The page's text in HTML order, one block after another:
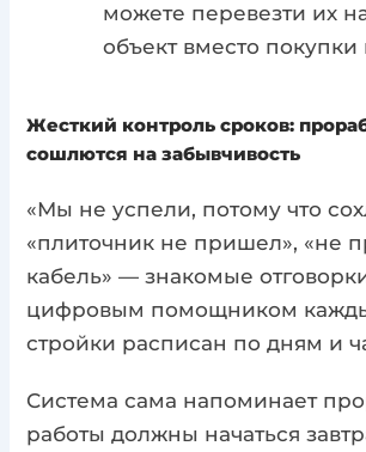
можете перевезти их
объект вместо покупки
Жесткий контроль сроков:
сошлются на забывчивость
«Мы не успели, потому что
«плиточник не пришел», «не
кабель» — знакомые
цифровым помощником
стройки расписан по дням и
Система сама напоминает
работы должны начаться